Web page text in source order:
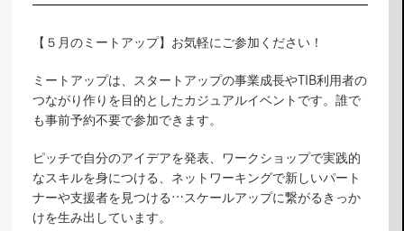
【５月のミートアップ】お気軽にご参加ください！
ミートアップは、スタートアップの事業成長やTIB利用者の
つながり作りを目的としたカジュアルイベントです。誰で
も事前予約不要で参加できます。
ピッチで自分のアイデアを発表、ワークショップで実践的
なスキルを身につける、ネットワーキングで新しいパート
ナーや支援者を見つける…スケールアップに繋がるきっか
けを生み出しています。